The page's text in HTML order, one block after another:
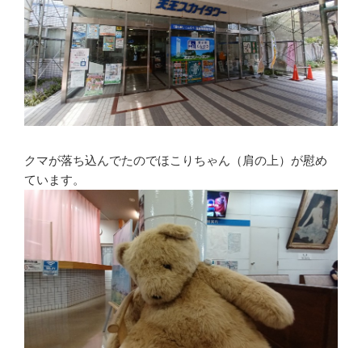
クマが落ち込んでたのでほこりちゃん（肩の上）が慰め
ています。